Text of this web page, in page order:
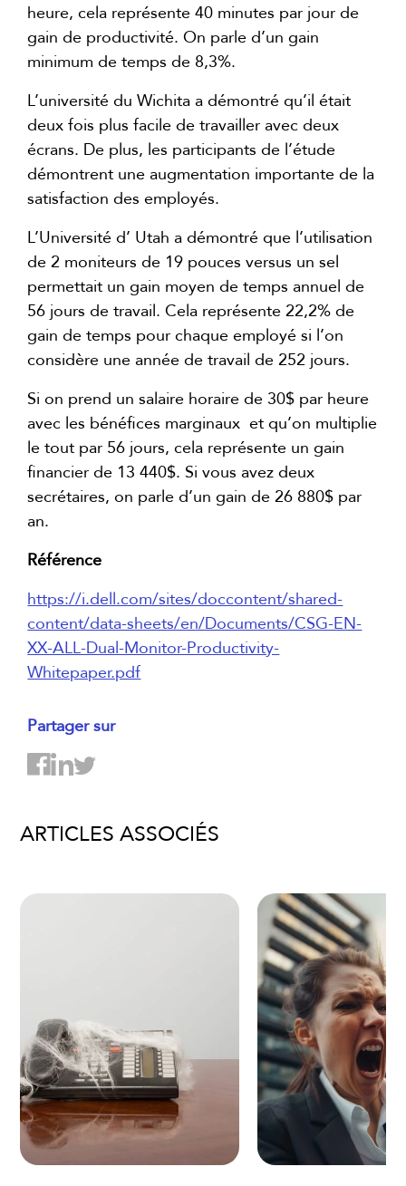
heure, cela représente 40 minutes par jour de
gain de productivité. On parle d’un gain
minimum de temps de 8,3%.
L’université du Wichita a démontré qu’il était
deux fois plus facile de travailler avec deux
écrans. De plus, les participants de l’étude
démontrent une augmentation importante de la
satisfaction des employés.
L’Université d’ Utah a démontré que l’utilisation
de 2 moniteurs de 19 pouces versus un sel
permettait un gain moyen de temps annuel de
56 jours de travail. Cela représente 22,2% de
gain de temps pour chaque employé si l’on
considère une année de travail de 252 jours.
Si on prend un salaire horaire de 30$ par heure
avec les bénéfices marginaux et qu’on multiplie
le tout par 56 jours, cela représente un gain
financier de 13 440$. Si vous avez deux
secrétaires, on parle d’un gain de 26 880$ par
an.
Référence
https://i.dell.com/sites/doccontent/shared-
content/data-sheets/en/Documents/CSG-EN-
XX-ALL-Dual-Monitor-Productivity-
Whitepaper.pdf
Partager sur
ARTICLES ASSOCIÉS